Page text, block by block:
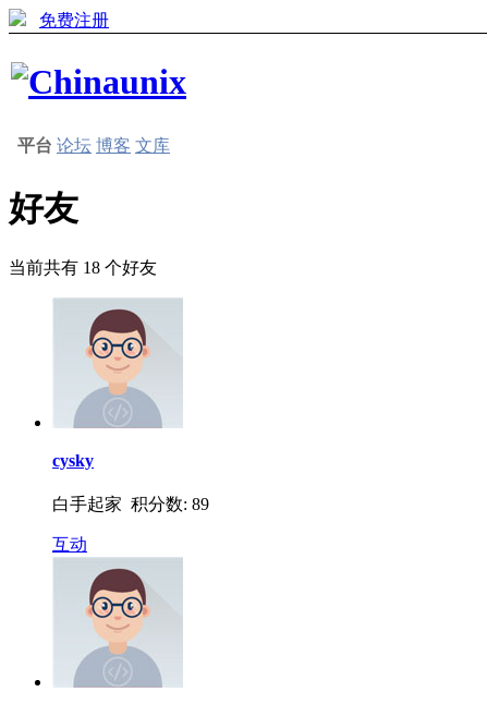
免费注册
平台 论坛 博客 文库
好友
当前共有 18 个好友
cysky
白手起家 积分数: 89
互动